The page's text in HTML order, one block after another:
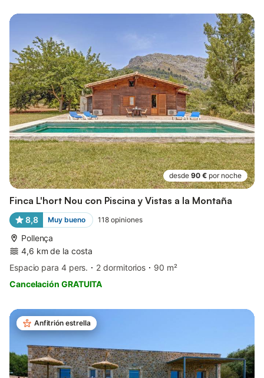
desde 90 € por noche
Finca L'hort Nou con Piscina y Vistas a la Montaña
8,8 Muy bueno 118 opiniones
Pollença
4,6 km de la costa
Espacio para 4 pers.
2 dormitorios
90 m²
Cancelación GRATUITA
Anfitrión estrella